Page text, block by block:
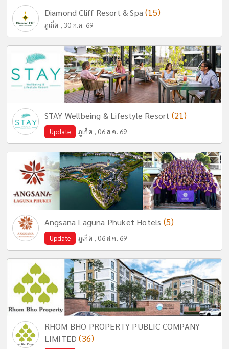
Diamond Cliff Resort & Spa(15)
ภูเก็ต , 30 ก.ค. 69
STAY Wellbeing & Lifestyle Resort (21)
Update ภูเก็ต , 06 ส.ค. 69
Angsana Laguna Phuket Hotels (5)
Update ภูเก็ต , 06 ส.ค. 69
RHOM BHO PROPERTY PUBLIC COMPANY
LIMITED(36)